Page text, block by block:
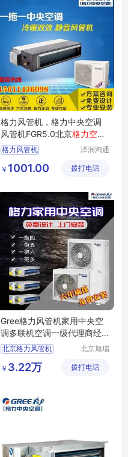
格力风管机，格力中央空调
风管机FGR5.0北京格力空调
厂家直销
格力风管机
格力中央空调风管机FGR5
泽润鸿通
商贸有限
￥ 1001.00 拨打电话
Gree格力风管机家用中央空
调多联机空调一级代理商经
销商
北京格力风管机
格力空调一级代理商
北京旭瑞
备有限公
￥ 3.22万 拨打电话